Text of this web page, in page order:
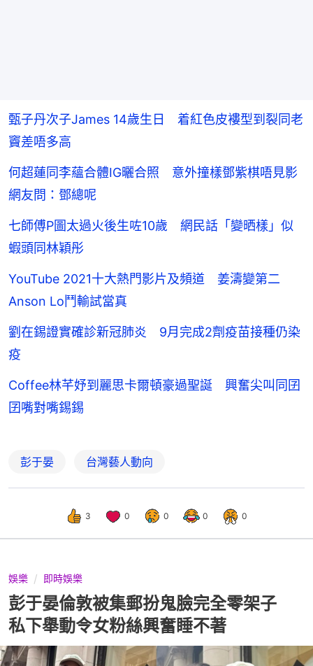
甄子丹次子James 14歲生日 着紅色皮褸型到裂同老
竇差唔多高
何超蓮同李蘊合體IG曬合照 意外撞樣鄧紫棋唔見影
網友問：鄧總呢
七師傅P圖太過火後生咗10歲 網民話「變晒樣」似
蝦頭同林穎彤
YouTube 2021十大熱門影片及頻道 姜濤變第二
Anson Lo鬥輸試當真
劉在錫證實確診新冠肺炎 9月完成2劑疫苗接種仍染
疫
Coffee林芊妤到麗思卡爾頓豪過聖誕 興奮尖叫同囝
囝嘴對嘴錫錫
彭于晏 台灣藝人動向
3 0 0 0 0
娛樂 即時娛樂
彭于晏倫敦被集郵扮鬼臉完全零架子
私下舉動令女粉絲興奮睡不著